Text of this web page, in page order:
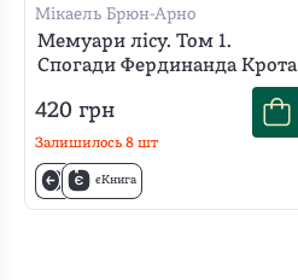
Мікаель Брюн-Арно
Мемуари лісу. Том 1.
Спогади Фердинанда Крота
420 грн
Залишилось 8 шт
єКнига